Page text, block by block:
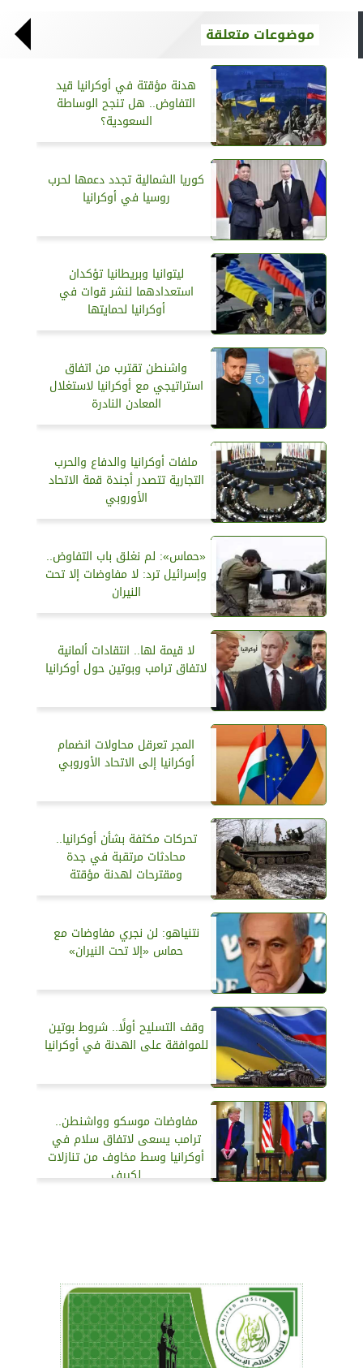
موضوعات متعلقة
هدنة مؤقتة في أوكرانيا قيد
التفاوض.. هل تنجح الوساطة
السعودية؟
كوريا الشمالية تجدد دعمها لحرب
روسيا في أوكرانيا
ليتوانيا وبريطانيا تؤكدان
استعدادهما لنشر قوات في
أوكرانيا لحمايتها
واشنطن تقترب من اتفاق
استراتيجي مع أوكرانيا لاستغلال
المعادن النادرة
ملفات أوكرانيا والدفاع والحرب
التجارية تتصدر أجندة قمة الاتحاد
الأوروبي
«حماس»: لم نغلق باب التفاوض..
وإسرائيل ترد: لا مفاوضات إلا تحت
النيران
لا قيمة لها.. انتقادات ألمانية
لاتفاق ترامب وبوتين حول أوكرانيا
المجر تعرقل محاولات انضمام
أوكرانيا إلى الاتحاد الأوروبي
تحركات مكثفة بشأن أوكرانيا..
محادثات مرتقبة في جدة
ومقترحات لهدنة مؤقتة
نتنياهو: لن نجري مفاوضات مع
حماس «إلا تحت النيران»
وقف التسليح أولًا.. شروط بوتين
للموافقة على الهدنة في أوكرانيا
مفاوضات موسكو وواشنطن..
ترامب يسعى لاتفاق سلام في
أوكرانيا وسط مخاوف من تنازلات
لكييف